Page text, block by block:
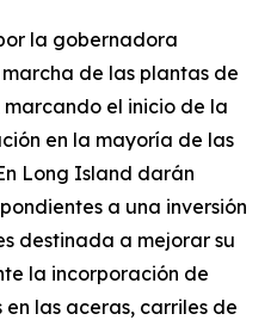
la gobernadora
de las plantas de
el inicio de la
en la mayoría de las
Long Island darán
a una inversión
destinada a mejorar su
la incorporación de
las aceras, carriles de